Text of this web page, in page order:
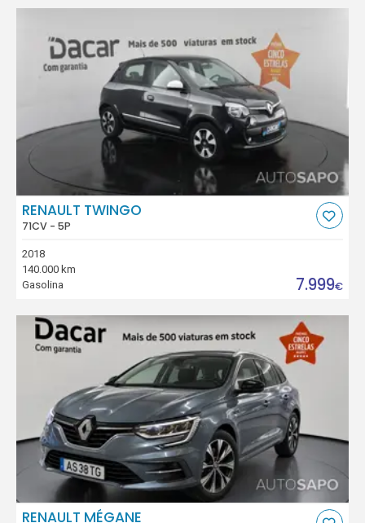
RENAULT TWINGO
71CV - 5P
2018
140.000 km
Gasolina
7.999€
RENAULT MÉGANE